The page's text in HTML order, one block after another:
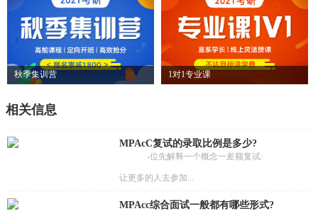
秋季集训营 1对1专业课
相关信息
MPAcC复试的录取比例是多少?
-位先解释一个概念一差额复试:
让更多的人去参加...
MPAcc综合面试一般都有哪些形式?